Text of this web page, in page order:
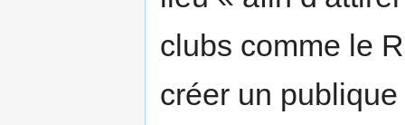
clubs comme le
créer un